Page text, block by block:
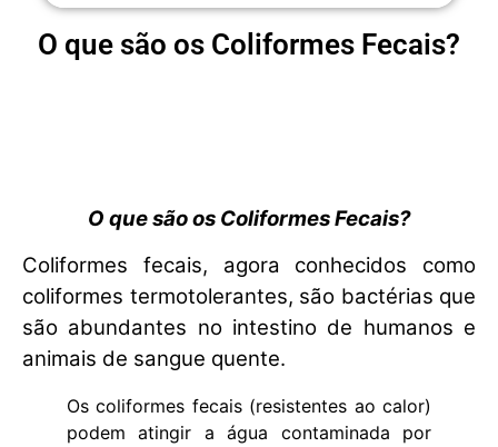
O que são os Coliformes Fecais?
O que são os Coliformes Fecais?
Coliformes fecais, agora conhecidos como
coliformes termotolerantes, são bactérias que
são abundantes no intestino de humanos e
animais de sangue quente.
Os coliformes fecais (resistentes ao calor)
podem atingir a água contaminada por